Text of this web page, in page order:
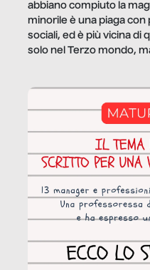
abbiano compiuto la
minorile è una piaga
sociali, ed è più vicina di
solo nel Terzo mondo,